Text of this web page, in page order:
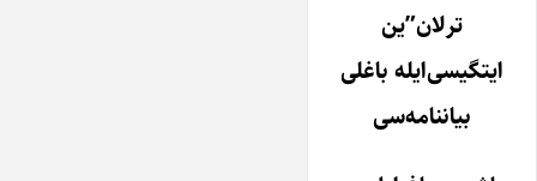
ترلان”ین
ایتگیسی‌ایله باغلی
بیاننامه‌سی